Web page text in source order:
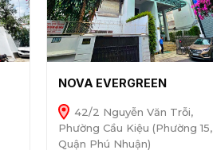
NOVA EVERGREEN
42/2 Nguyễn Văn Trỗi,
Phường Cầu Kiệu (Phường 15,
Quận Phú Nhuận)